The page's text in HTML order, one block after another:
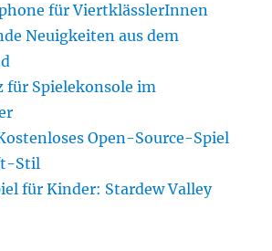
für ViertklässlerInnen
Neuigkeiten aus dem
für Spielekonsole im
Open-Source-Spiel
Stil
für Kinder: Stardew Valley